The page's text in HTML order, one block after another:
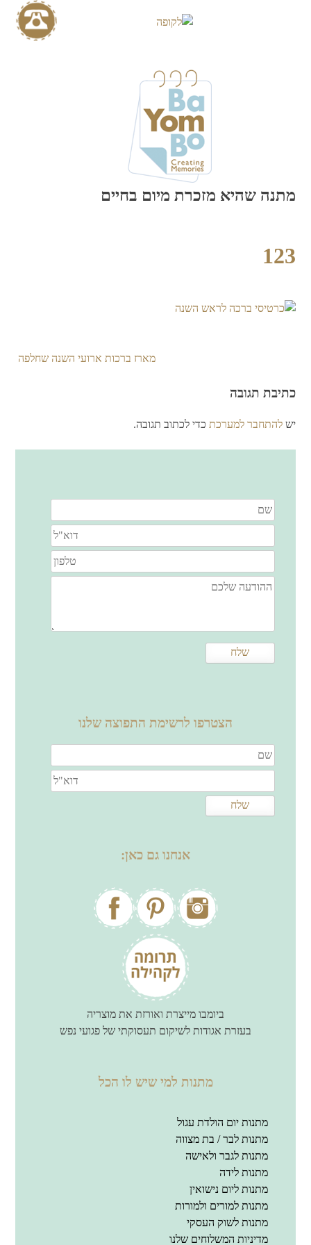
מתנה שהיא מזכרת מיום בחיים
123
מארז ברכות ארועי השנה שחלפה
כתיבת תגובה
ישלהתחבר למערכת כדי לכתוב תגובה.
הצטרפו לרשימת התפוצה שלנו
אנחנו גם כאן:
ביומבו מייצרת ואורזת את מוצריה
בעזרת אגודות לשיקום תעסוקתי של פגועי נפש
מתנות למי שיש לו הכל
מתנות יום הולדת עגול
מתנות לבר / בת מצווה
מתנות לגבר ולאישה
מתנות לידה
מתנות ליום נישואין
מתנות למורים ולמורות
מתנות לשוק העסקי
מדיניות המשלוחים שלנו